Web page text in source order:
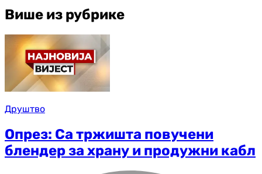
Више из рубрике
Друштво
Опрез: Са тржишта повучени
блендер за храну и продужни кабл